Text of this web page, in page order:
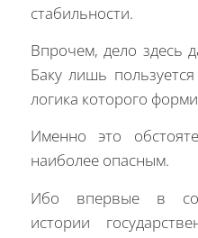
стабильности.
Впрочем, дело здесь
Баку лишь
логика которого
Именно это
наиболее опасным.
Ибо впервые в
истории